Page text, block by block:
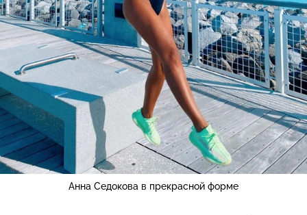
Анна Седокова в прекрасной форме